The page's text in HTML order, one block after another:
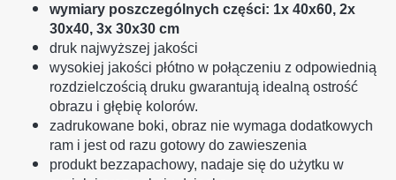
wymiary poszczególnych części: 1x 40x60, 2x
30x40, 3x 30x30 cm
druk najwyższej jakości
wysokiej jakości płótno w połączeniu z odpowiednią
rozdzielczością druku gwarantują idealną ostrość
obrazu i głębię kolorów.
zadrukowane boki, obraz nie wymaga dodatkowych
ram i jest od razu gotowy do zawieszenia
produkt bezzapachowy, nadaje się do użytku w